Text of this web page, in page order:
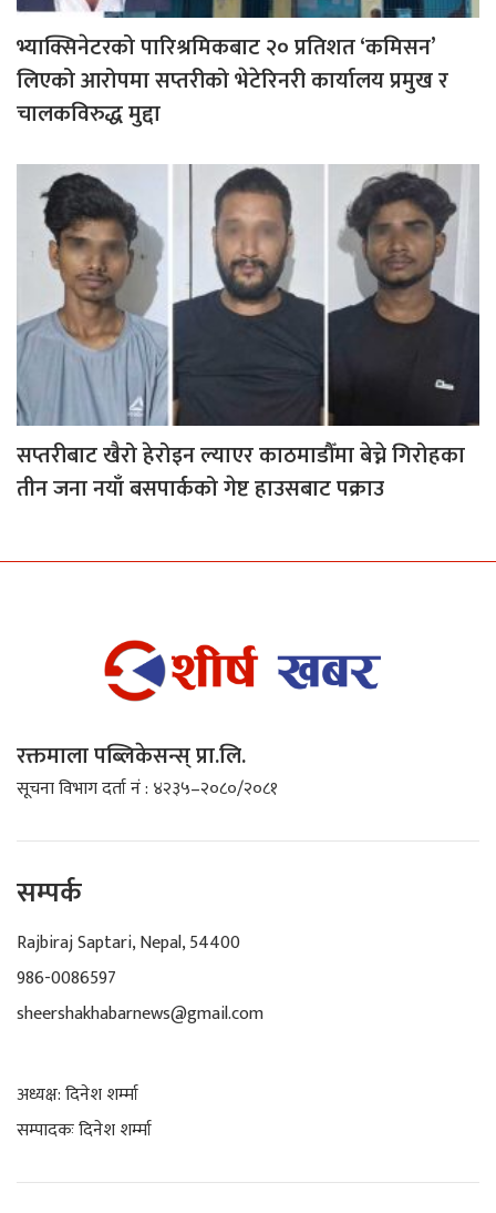
भ्याक्सिनेटरको पारिश्रमिकबाट २० प्रतिशत ‘कमिसन’
लिएको आरोपमा सप्तरीको भेटेरिनरी कार्यालय प्रमुख र
चालकविरुद्ध मुद्दा
सप्तरीबाट खैरो हेरोइन ल्याएर काठमाडौँमा बेच्ने गिरोहका
तीन जना नयाँ बसपार्कको गेष्ट हाउसबाट पक्राउ
रक्तमाला पब्लिकेसन्स् प्रा.लि.
सूचना विभाग दर्ता नं : ४२३५–२०८०/२०८१
सम्पर्क
Rajbiraj Saptari, Nepal, 54400
986-0086597
sheershakhabarnews@gmail.com
अध्यक्ष: दिनेश शर्म्मा
सम्पादकः दिनेश शर्म्मा